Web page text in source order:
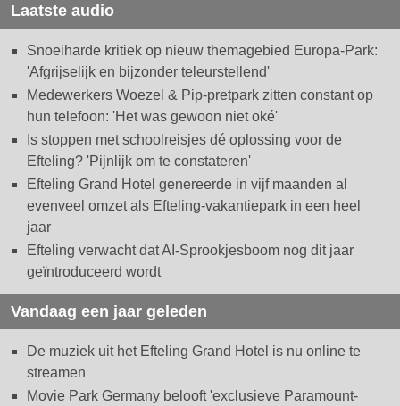
Laatste audio
Snoeiharde kritiek op nieuw themagebied Europa-Park:
'Afgrijselijk en bijzonder teleurstellend'
Medewerkers Woezel & Pip-pretpark zitten constant op
hun telefoon: 'Het was gewoon niet oké'
Is stoppen met schoolreisjes dé oplossing voor de
Efteling? 'Pijnlijk om te constateren'
Efteling Grand Hotel genereerde in vijf maanden al
evenveel omzet als Efteling-vakantiepark in een heel
jaar
Efteling verwacht dat AI-Sprookjesboom nog dit jaar
geïntroduceerd wordt
Vandaag een jaar geleden
De muziek uit het Efteling Grand Hotel is nu online te
streamen
Movie Park Germany belooft 'exclusieve Paramount-